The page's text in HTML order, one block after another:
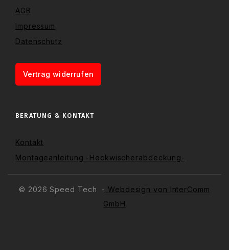
AGB
Impressum
Datenschutz
Vertrag widerrufen
BERATUNG & KONTAKT
Kontakt
Montageanleitung -Heckwischerabdeckung-
© 2026 Speed Tech - Webdesign von InterComm
GmbH